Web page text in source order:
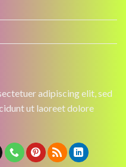
adipiscing elit, sed
ut laoreet dolore